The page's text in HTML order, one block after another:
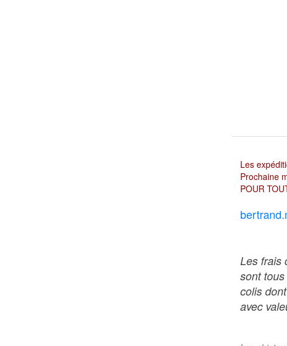
Les
Prochaine
POUR
Les frais
sont
colis
avec